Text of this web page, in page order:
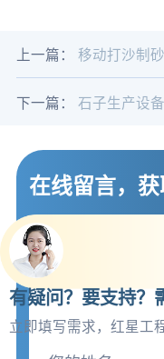
上一篇： 移动打沙制砂
下一篇： 石子生产设
在线留言，
有疑问？要支持？
立即填写需求，红星工